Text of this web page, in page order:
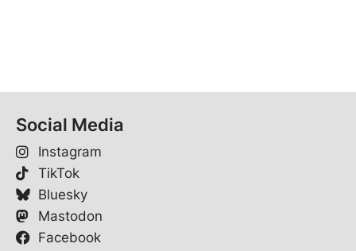
Social Media
Instagram
TikTok
Bluesky
Mastodon
Facebook